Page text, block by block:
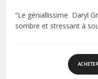
“Le géniallissime Daryl
sombre et stressant à